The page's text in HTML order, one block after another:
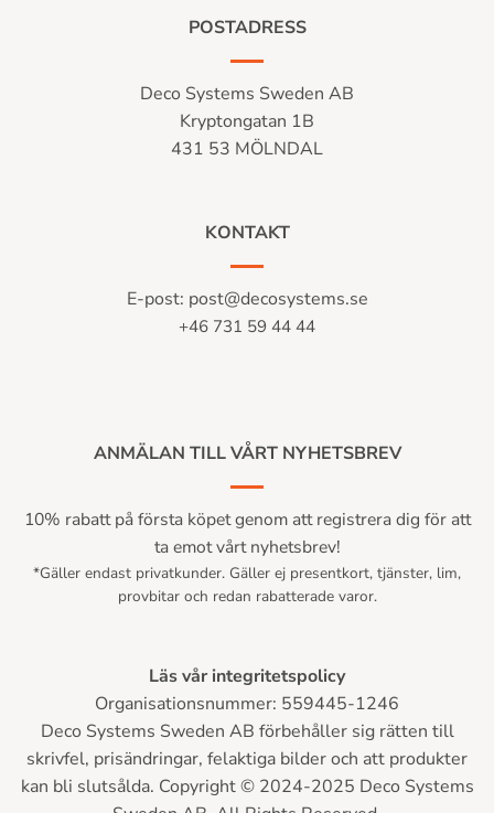
POSTADRESS
Deco Systems Sweden AB
Kryptongatan 1B
431 53 MÖLNDAL
KONTAKT
E-post: post@decosystems.se
+46 731 59 44 44
ANMÄLAN TILL VÅRT NYHETSBREV
10% rabatt på första köpet genom att registrera dig för att
ta emot vårt nyhetsbrev!
*Gäller endast privatkunder. Gäller ej presentkort, tjänster, lim,
provbitar och redan rabatterade varor.
Läs vår integritetspolicy
Organisationsnummer: 559445-1246
Deco Systems Sweden AB förbehåller sig rätten till
skrivfel, prisändringar, felaktiga bilder och att produkter
kan bli slutsålda. Copyright © 2024-2025 Deco Systems